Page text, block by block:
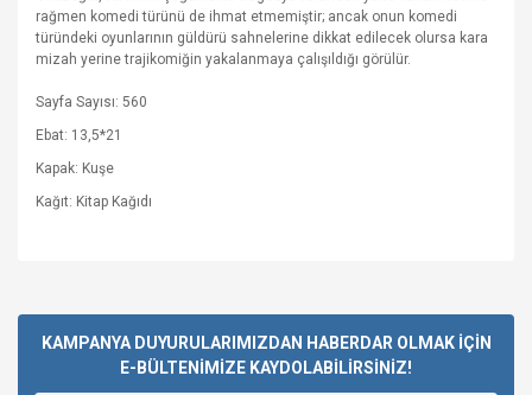
rağmen komedi türünü de ihmat etmemiştir; ancak onun komedi
türündeki oyunlarının güldürü sahnelerine dikkat edilecek olursa kara
mizah yerine trajikomiğin yakalanmaya çalışıldığı görülür.
Sayfa Sayısı: 560
Ebat: 13,5*21
Kapak: Kuşe
Kağıt: Kitap Kağıdı
KAMPANYA DUYURULARIMIZDAN HABERDAR OLMAK İÇİN
E-BÜLTENİMİZE KAYDOLABİLİRSİNİZ!